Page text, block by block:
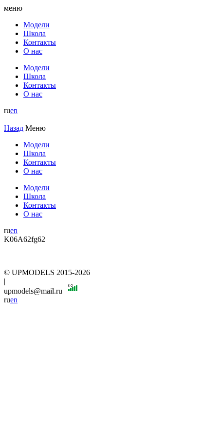
меню
Модели
Школа
Контакты
О нас
Модели
Школа
Контакты
О нас
ruen
Назад Меню
Модели
Школа
Контакты
О нас
Модели
Школа
Контакты
О нас
ruen
K06A62fg62
© UPMODELS 2015-2026
|
upmodels@mail.ru
ruen